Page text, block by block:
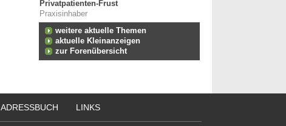
Privatpatienten-Frust
Praxisinhaber
weitere aktuelle Themen
aktuelle Kleinanzeigen
zur Forenübersicht
ADRESSBUCH LINKS